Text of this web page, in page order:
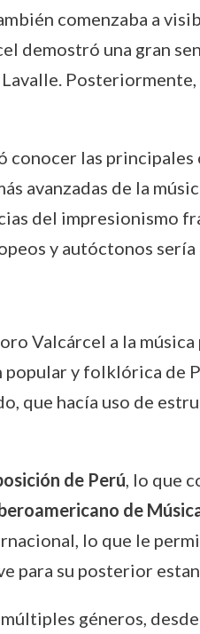
comenzaba a
demostró una gran
las
avanzadas de la
del impresionismo
y autóctonos sería
Valcárcel a la
y folklórica de
que hacía uso de
de Perú, lo que
de
lo que le
para su posterior
géneros,